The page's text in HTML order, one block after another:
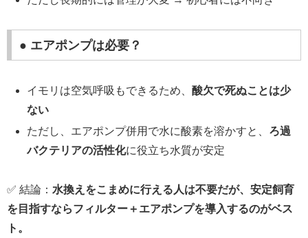
● エアポンプは必要？
イモリは空気呼吸もできるため、酸欠で死ぬことは少
ない
ただし、エアポンプ併用で水に酸素を溶かすと、 ろ過
バクテリアの活性化に役立ち水質が安定
✅ 結論： 水換えをこまめに行える人は不要だが、安定飼育
を目指すならフィルター＋エアポンプを導入するのがベス
ト。